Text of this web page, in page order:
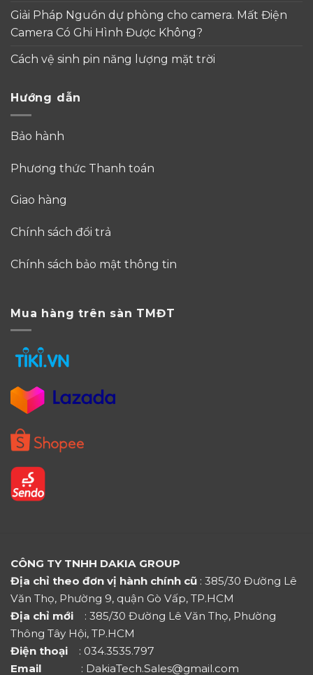
Giải Pháp Nguồn dự phòng cho camera. Mất Điện
Camera Có Ghi Hình Được Không?
Cách vệ sinh pin năng lượng mặt trời
Hướng dẫn
Bảo hành
Phương thức Thanh toán
Giao hàng
Chính sách đổi trả
Chính sách bảo mật thông tin
Mua hàng trên sàn TMĐT
CÔNG TY TNHH DAKIA GROUP
Địa chỉ theo đơn vị hành chính cũ : 385/30 Đường Lê
Văn Thọ, Phường 9, quận Gò Vấp, TP.HCM
Địa chỉ mới
: 385/30 Đường Lê Văn Thọ, Phường
Thông Tây Hội, TP.HCM
Điện thoại : 034.3535.797
Email : DakiaTech.Sales@gmail.com